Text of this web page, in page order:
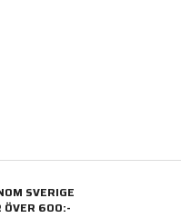
SVERIGE
ÖVER 600:-